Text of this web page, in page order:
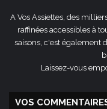
A Vos Assiettes, des
raffinées accessibles à
saisons, c'est également
Laissez-vous
VOS